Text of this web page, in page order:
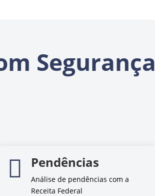
Segurança
 Pendências
Análise de pendências com a
Receita Federal